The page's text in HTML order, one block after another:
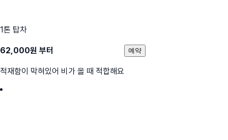
1톤 탑차
62,000원 부터
적재함이 막혀있어 비가 올 때 적합해요
예약